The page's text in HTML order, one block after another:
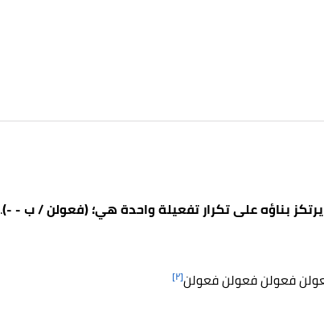
يرتكز بناؤه على تكرار تفعيلة واحدة هي؛ (فعولن / ب - -).
فعولن فعولن فعولن[٢]